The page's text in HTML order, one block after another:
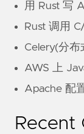
用 Rust 写
Rust 调用
Celery(分
AWS 上
Apache 配
Recent